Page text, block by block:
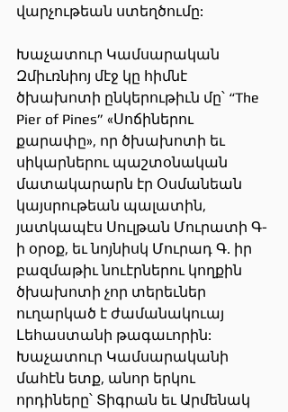
վարչութեան ստեղծումը:
Խաչատուր Կամսարական
Զմիւռնիոյ մէջ կը հիմնէ
ծխախոտի ընկերութիւն մը՝ “The
Pier of Pines” «Սոճիներու
քարափը», որ ծխախոտի եւ
սիկարներու պաշտօնական
մատակարարն էր Օսմանեան
կայսրութեան պալատին,
յատկապէս Սուլթան Մուրատի Գ-
ի օրօք, եւ նոյնիսկ Մուրադ Գ. իր
բազմաթիւ նուէրներու կողքին
ծխախոտի չոր տերեւներ
ուղարկած է ժամանակուայ
Լեհաստանի թագաւորին:
Խաչատուր Կամսարականի
մահէն ետք, անոր երկու
որդիները՝ Տիգրան եւ Արմենակ